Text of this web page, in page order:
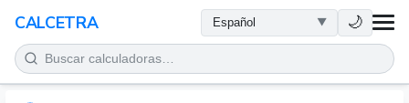
CALCETRA 🌙
MATEMÁTICAS